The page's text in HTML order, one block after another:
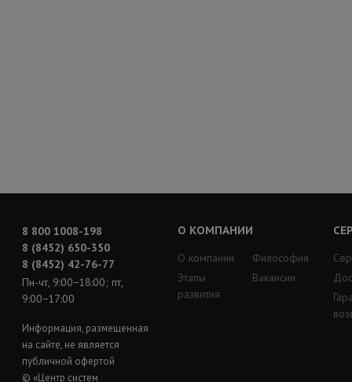
8 800 1008-198
8 (8452) 650-350
8 (8452) 42-76-77
Пн-чт, 9:00−18:00; пт,
9:00−17:00
Информация, размещенная
на сайте, не является
публичной офертой
© «Центр систем
О КОМПАНИИ
О компании
Этапы
развития
Философия
Вакансии